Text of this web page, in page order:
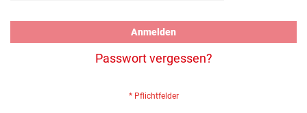
Anmelden
Passwort vergessen?